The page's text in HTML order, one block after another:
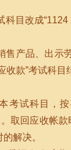
目改成
产品、出示
款”考试科目
考试科目，
取回应收帐
解决。